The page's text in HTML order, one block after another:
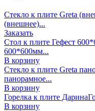
Стекло к плите Greta
(внешнее)...
Заказать
Стол к плите Гефест
600*600мм...
В корзину
Стекло к плите Greta
панорамное...
В корзину
Горелка к плите Дарина
В корзину